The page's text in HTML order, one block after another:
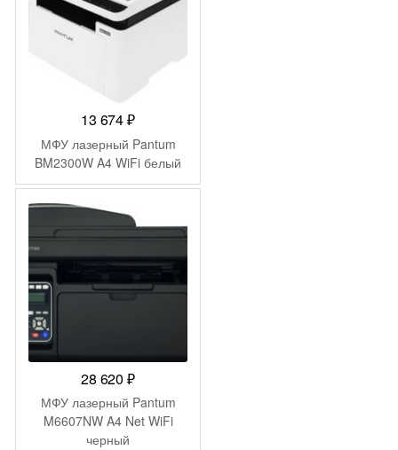
13 674₽
МФУ лазерный Pantum
BM2300W A4 WiFi белый
28 620₽
МФУ лазерный Pantum
M6607NW A4 Net WiFi
черный